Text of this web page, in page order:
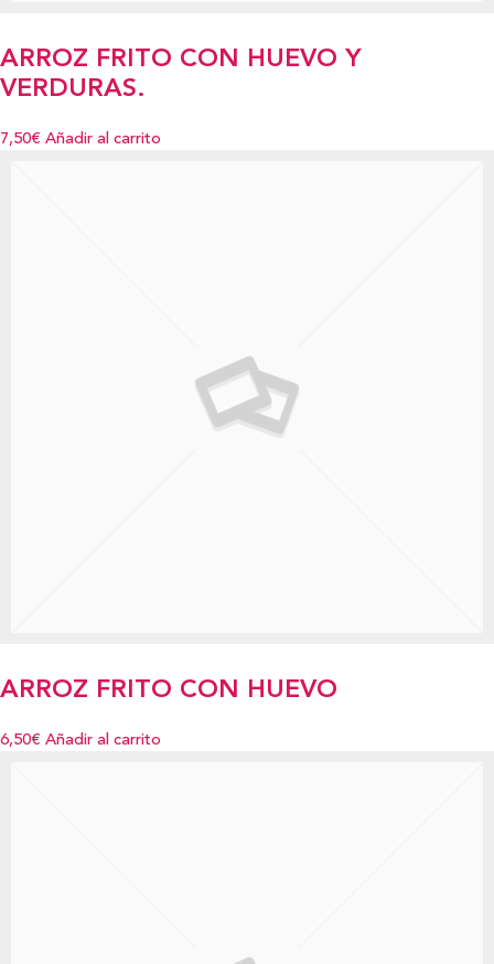
ARROZ FRITO CON HUEVO Y
VERDURAS.
7,50€ Añadir al carrito
ARROZ FRITO CON HUEVO
6,50€ Añadir al carrito